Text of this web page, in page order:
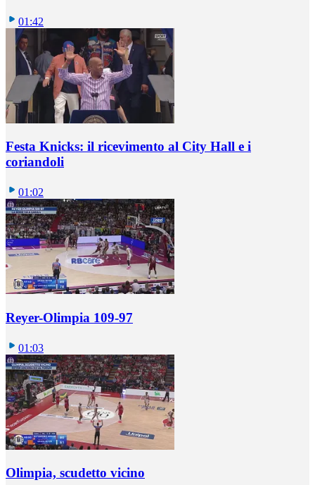
01:42
Festa Knicks: il ricevimento al City Hall e i
coriandoli
01:02
Reyer-Olimpia 109-97
01:03
Olimpia, scudetto vicino